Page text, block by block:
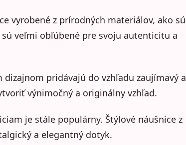
vyrobené z prírodných materiálov, ako sú
veľmi obľúbené pre svoju autenticitu a
pridávajú do vzhľadu zaujímavý a
výnimočný a originálny vzhľad.
je stále populárny. Štýlové náušnice z
a elegantný dotyk.